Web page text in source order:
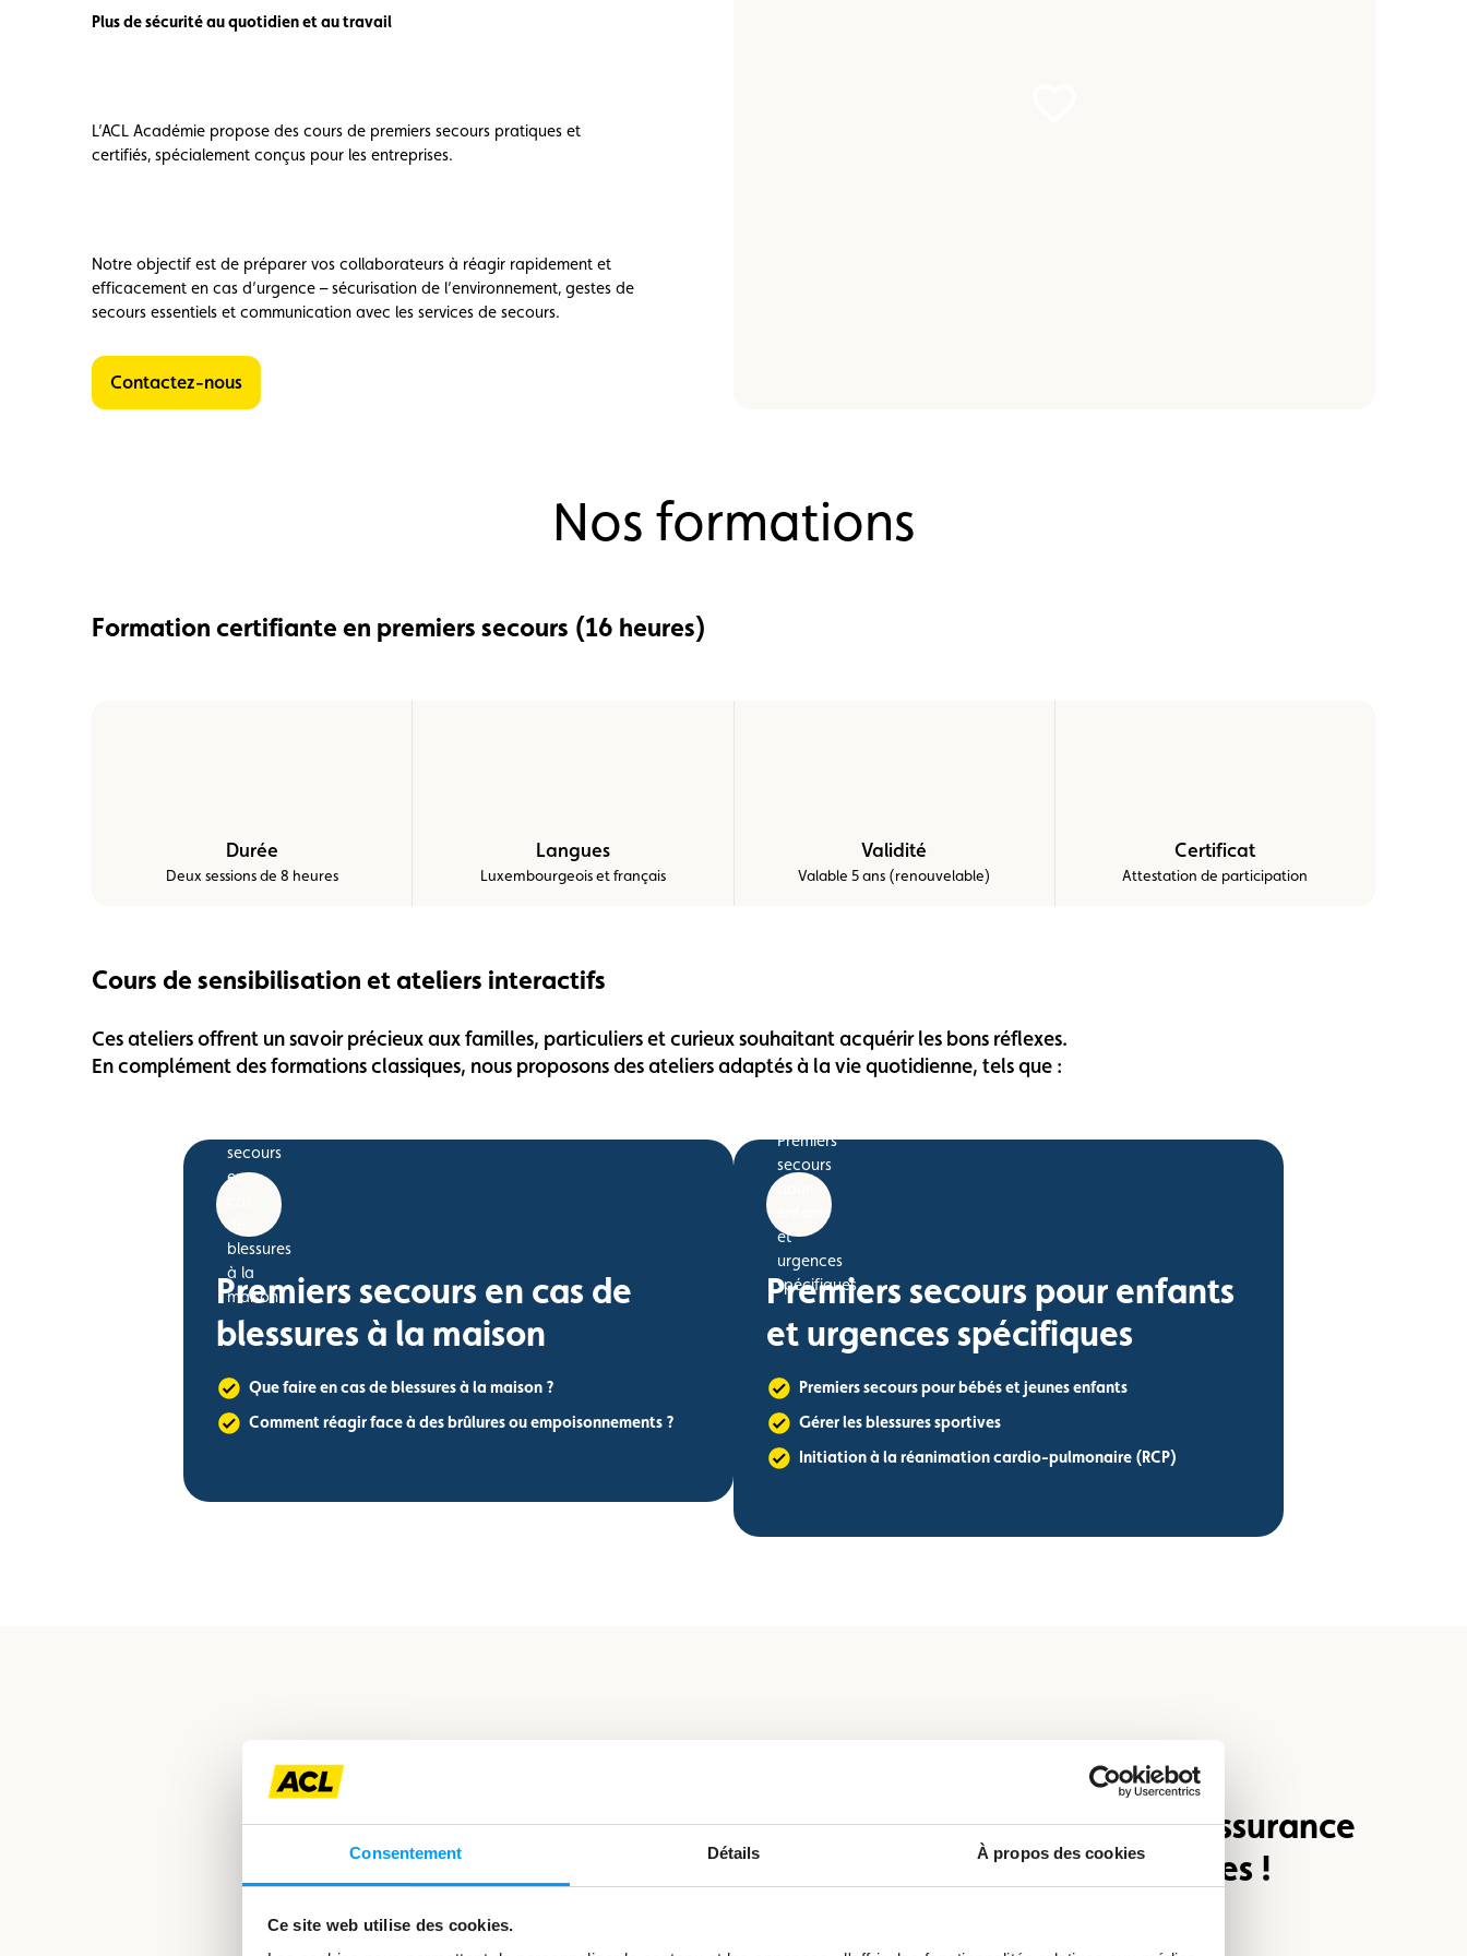
Consentement Détails À propos des cookies
Ce site web utilise des cookies.
Avantages Call Center Evénements
Plus de sécurité au quotidien et au travail
L’ACL Académie propose des cours de premiers secours pratiques et
certifiés, spécialement conçus pour les entreprises.
Notre objectif est de préparer vos collaborateurs à réagir rapidement et
efficacement en cas d’urgence – sécurisation de l’environnement, gestes de
secours essentiels et communication avec les services de secours.
Contactez-nous
Nos formations
Formation certifiante en premiers secours (16 heures)
Durée
Deux sessions de 8 heures
Langues
Luxembourgeois et français
Validité
Valable 5 ans (renouvelable)
Certificat
Attestation de participation
Cours de sensibilisation et ateliers interactifs
Ces ateliers offrent un savoir précieux aux familles, particuliers et curieux souhaitant acquérir les bons réflexes.
En complément des formations classiques, nous proposons des ateliers adaptés à la vie quotidienne, tels que :
Premiers secours en cas de
blessures à la maison
Que faire en cas de blessures à la maison ?
Comment réagir face à des brûlures ou empoisonnements ?
Premiers secours pour enfants
et urgences spécifiques
Premiers secours pour bébés et jeunes enfants
Gérer les blessures sportives
Initiation à la réanimation cardio-pulmonaire (RCP)
Apprenez à réagir avec assurance
dans les situations critiques !